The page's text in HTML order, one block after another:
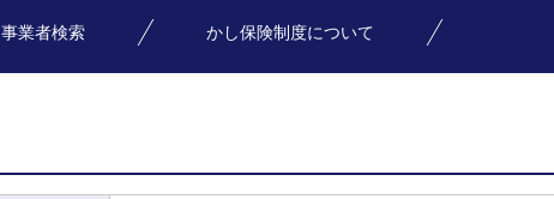
事業者検索 かし保険制度について